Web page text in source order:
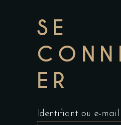
SE
ER
Identifiant ou e-mail